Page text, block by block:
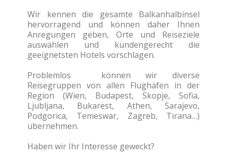
Wir kennen die gesamte Balkanhalbinsel
hervorragend und können daher Ihnen
Anregungen geben, Orte und Reiseziele
auswählen und kundengerecht die
geeignetsten Hotels vorschlagen.
Problemlos können wir diverse
Reisegruppen von allen Flughäfen in der
Region (Wien, Budapest, Skopje, Sofia,
Ljubljana, Bukarest, Athen, Sarajevo,
Podgorica, Temeswar, Zagreb, Tirana…)
übernehmen.
Haben wir Ihr Interesse geweckt?